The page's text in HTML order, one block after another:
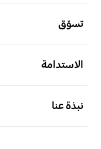
تسوّق
الاستدامة
نبذة عنا